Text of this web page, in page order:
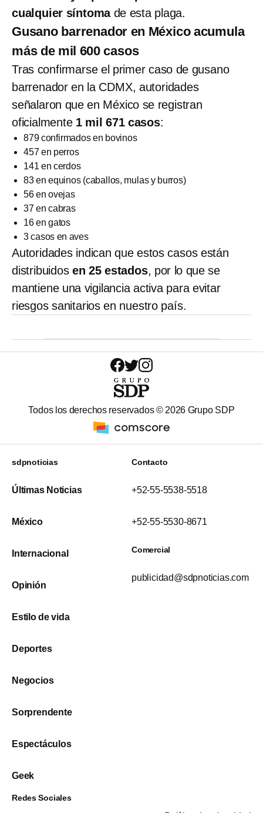
cualquier síntomade esta plaga.
Gusano barrenador en México acumula
más de mil 600 casos
Tras confirmarse el primer caso de gusano
barrenador en la CDMX, autoridades
señalaron que en México se registran
oficialmente 1 mil 671 casos:
879 confirmados en bovinos
457 en perros
141 en cerdos
83 en equinos (caballos, mulas y burros)
56 en ovejas
37 en cabras
16 en gatos
3 casos en aves
Autoridades indican que estos casos están
distribuidosen 25 estados, por lo que se
mantiene una vigilancia activa para evitar
riesgos sanitarios en nuestro país.
Todos los derechos reservados © 2026 Grupo SDP
sdpnoticias
Últimas Noticias
México
Internacional
Opinión
Estilo de vida
Deportes
Negocios
Sorprendente
Espectáculos
Geek
Contacto
+52-55-5538-5518
+52-55-5530-8671
Comercial
publicidad@sdpnoticias.com
Redes Sociales